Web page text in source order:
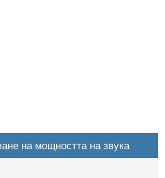
на мощността на звука